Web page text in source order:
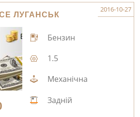
ЛУГАНСЬК
2016-10-27
Бензин
1.5
Механічна
Задній